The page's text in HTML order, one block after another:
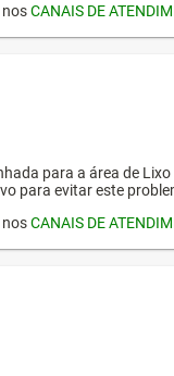
nosCANAIS DE
para a área de
para evitar este
nosCANAIS DE